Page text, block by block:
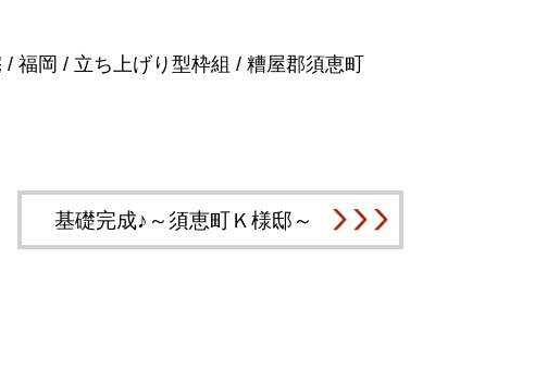
/ 福岡 / 立ち上げり型枠組 / 糟屋郡須恵町
基礎完成♪～須恵町Ｋ様邸～